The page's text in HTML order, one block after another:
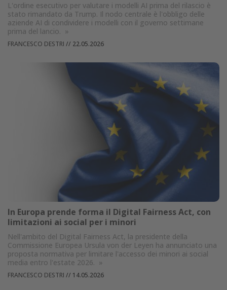
L'ordine esecutivo per valutare i modelli AI prima del rilascio è
stato rimandato da Trump. Il nodo centrale è l'obbligo delle
aziende AI di condividere i modelli con il governo settimane
prima del lancio. »
FRANCESCO DESTRI // 22.05.2026
In Europa prende forma il Digital Fairness Act, con
limitazioni ai social per i minori
Nell'ambito del Digital Fairness Act, la presidente della
Commissione Europea Ursula von der Leyen ha annunciato una
proposta normativa per limitare l'accesso dei minori ai social
media entro l'estate 2026. »
FRANCESCO DESTRI // 14.05.2026